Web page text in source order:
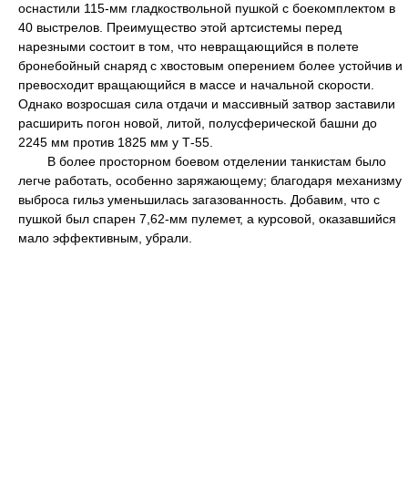
оснастили 115-мм гладкоствольной пушкой с боекомплектом в
40 выстрелов. Преимущество этой артсистемы перед
нарезными состоит в том, что невращающийся в полете
бронебойный снаряд с хвостовым оперением более устойчив и
превосходит вращающийся в массе и начальной скорости.
Однако возросшая сила отдачи и массивный затвор заставили
расширить погон новой, литой, полусферической башни до
2245 мм против 1825 мм у Т-55.
В более просторном боевом отделении танкистам было
легче работать, особенно заряжающему; благодаря механизму
выброса гильз уменьшилась загазованность. Добавим, что с
пушкой был спарен 7,62-мм пулемет, а курсовой, оказавшийся
мало эффективным, убрали.